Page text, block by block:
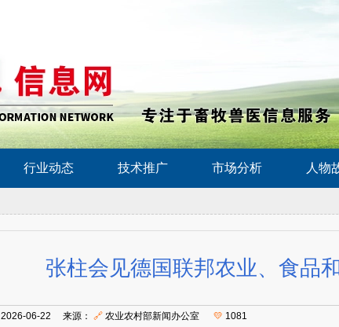
行业动态 技术推广 市场分析 人物
张柱会见德国联邦农业、食品
2026-06-22 来源： 🔗 农业农村部新闻办公室 💛 1081